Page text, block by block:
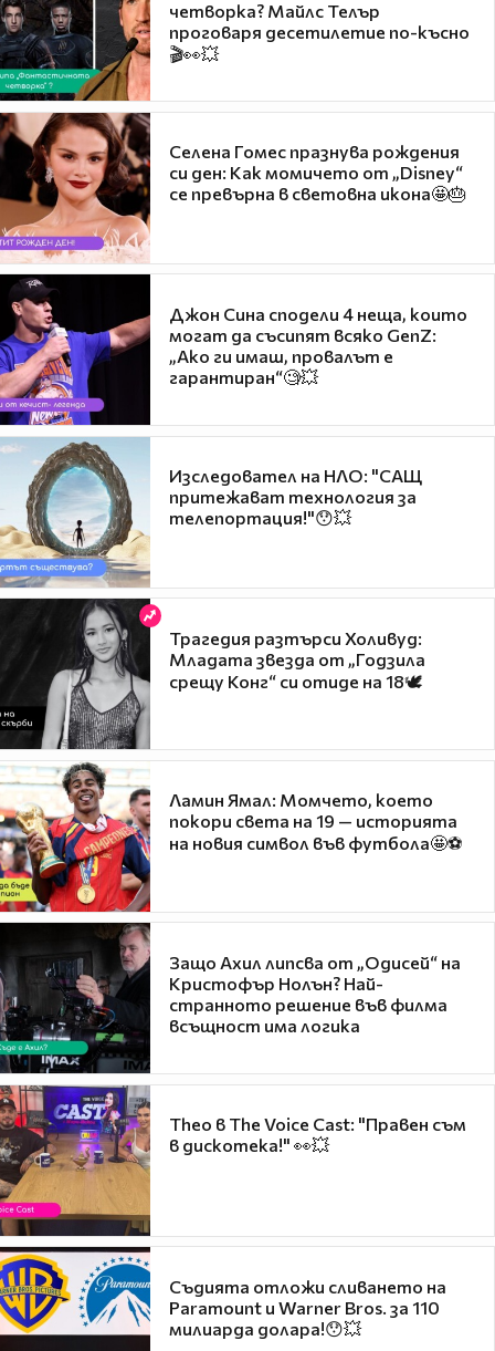
четворка? Майлс Телър
проговаря десетилетие по-късно
🎬👀💥
Селена Гомес празнува рождения
си ден: Как момичето от „Disney“
се превърна в световна икона🤩🎂
Джон Сина сподели 4 неща, които
могат да съсипят всяко GenZ:
„Ако ги имаш, провалът е
гарантиран“🧐💥
Изследовател на НЛО: "САЩ
притежават технология за
телепортация!"😯💥
Трагедия разтърси Холивуд:
Младата звезда от „Годзила
срещу Конг“ си отиде на 18🕊️
Ламин Ямал: Момчето, което
покори света на 19 — историята
на новия символ във футбола🤩⚽
Защо Ахил липсва от „Одисей“ на
Кристофър Нолън? Най-
странното решение във филма
всъщност има логика
Theo в The Voice Cast: "Правен съм
в дискотека!" 👀💥
Съдията отложи сливането на
Paramount и Warner Bros. за 110
милиарда долара!😯💥